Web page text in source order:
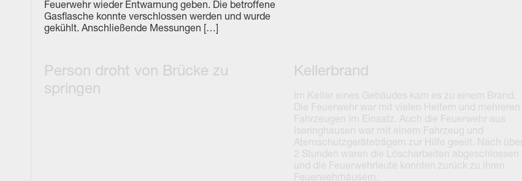
Feuerwehr wieder Entwarnung geben. Die betroffene
Gasflasche konnte verschlossen werden und wurde
gekühlt. Anschließende Messungen […]
Person droht von Brücke zu
springen
Kellerbrand
Im Keller eines Gebäudes kam es zu einem Brand.
Die Feuerwehr war mit vielen Helfern und mehreren
Fahrzeugen im Einsatz. Auch die Feuerwehr aus
Iseringhausen war mit einem Fahrzeug und
Atemschutzgeräteträgern zur Hilfe geeilt. Nach über
2 Stunden waren die Löscharbeiten abgeschlossen
und die Feuerwehrleute konnten zurück zu ihren
Feuerwehrhäusern.